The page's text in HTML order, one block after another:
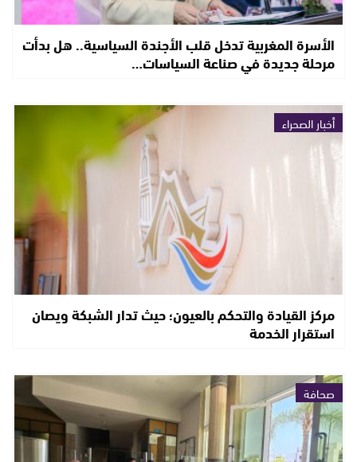
الأسرة المغربية تدخل قلب الأجندة السياسية.. هل بدأت
مرحلة جديدة في صناعة السياسات…
أخبار الصحراء
مركز القيادة والتحكم بالعيون؛ حيث تدار الشبكة ويصان
استقرار الخدمة
صحافة